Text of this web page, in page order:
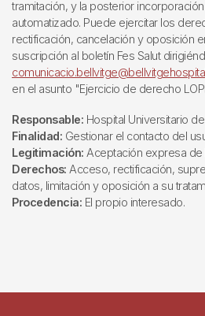
tramitación, y la posterior
automatizado. Puede ejercitar los
rectificación, cancelación y oposición
suscripción al boletín Fes Salut
en el asunto "Ejercicio de derecho
Responsable: Hospital Universitario
Finalidad: Gestionar el contacto del
Legitimación: Aceptación expresa de
Derechos: Acceso, rectificación,
datos, limitación y oposición a su
Procedencia: El propio interesado.